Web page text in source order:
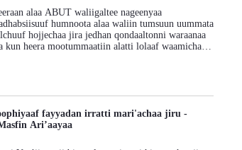
alaa ABUT waliigaltee nageenyaa
humnoota alaa waliin tumsuun uummata
hojjechaa jira jedhan qondaaltonni waraanaa
kun heera mootummaatiin alatti lolaaf waamicha
Itoophiyaa Jeneraal Saamoraa Yenuus,
na ga'eera” jechuu isaa cimsanii dubbataniiru.
jiran himaniiru. Jeneraal Saamoraan, caasaa
wayita ibsan, kun ergama badii Ijiptiin dursamuu
Shaabiyaan uummata Tigraayif fira dhugaa
fayyadan irratti mari'achaa jiru -
Ari’aayaa